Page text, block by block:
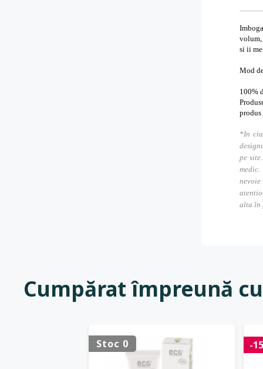
volum,
si ii
Mod
100%
produs
*In
pe
alta în
Cumpărat împreună
Stoc 0 -